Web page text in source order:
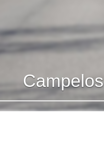
Campelos